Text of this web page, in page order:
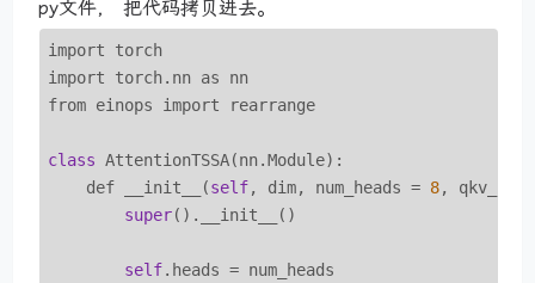
py文件， 把代码拷贝进去。
import torch
import torch.nn as nn
from einops import rearrange
class AttentionTSSA(nn.Module):
    def __init__(
self, dim, num_heads = 8,
super().__init__()
self.heads = num_heads